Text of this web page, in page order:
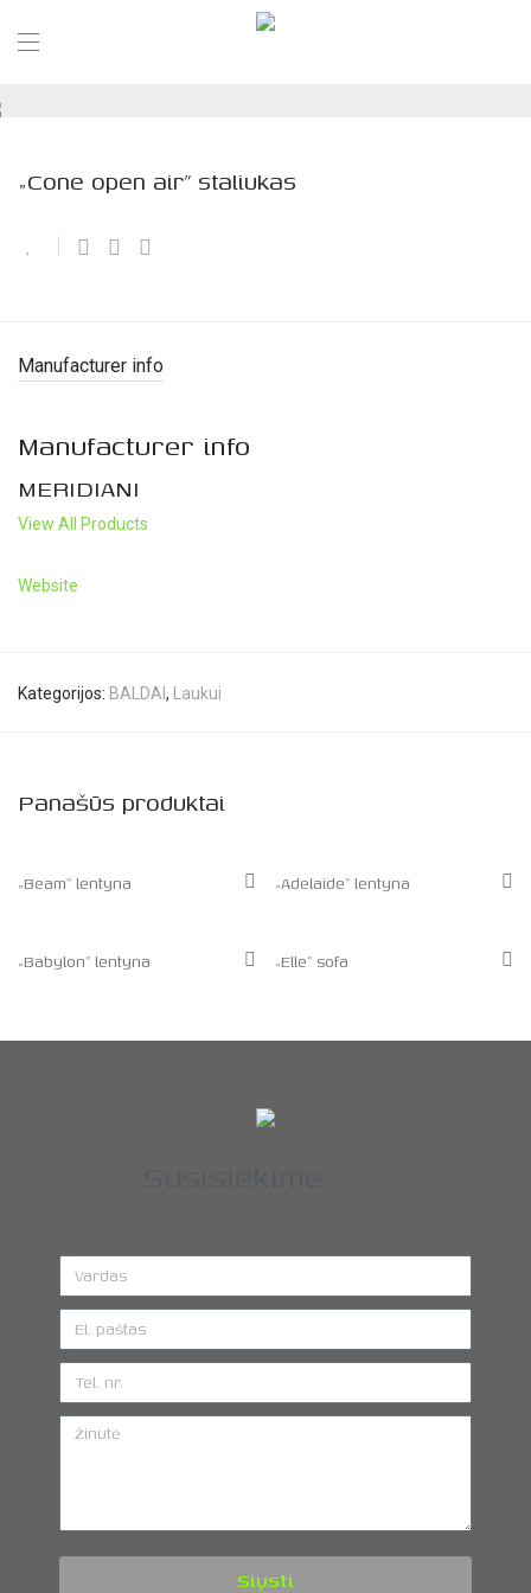
„Cone open air” staliukas
Manufacturer info
Manufacturer info
MERIDIANI
View All Products
Website
Kategorijos: BALDAI , Laukui
Panašūs produktai
„Beam” lentyna „Adelaide” lentyna
„Babylon” lentyna „Elle” sofa
Siųsti